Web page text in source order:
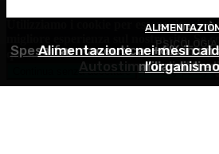
PSICOLOGIA
Autostima: il diritto
ATTUALITÀ
Spesa farmaceutica: +6% in un
miliardi di
Alimentazione nei mesi
Utilizziamo i cookie per essere sicuri
migliore esperienza sul nostro sito. Se
questo sito noi constatiamo che tu ne
Continua senza accettare
Privacy policy